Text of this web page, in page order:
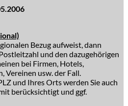
Bezug aufweist, dann
und den dazugehörigen
bei Firmen, Hotels,
Vereinen usw. der Fall.
und Ihres Orts werden Sie auch
berücksichtigt und ggf.